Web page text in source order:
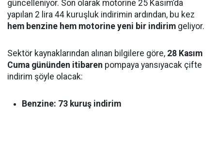
güncelleniyor. Son olarak motorine 25 Kasım’da
yapılan 2 lira 44 kuruşluk indirimin ardından, bu kez
hem benzine hem motorine yeni bir indirim geliyor.
Sektör kaynaklarından alınan bilgilere göre, 28 Kasım
Cuma gününden itibaren pompaya yansıyacak çifte
indirim şöyle olacak:
Benzine: 73 kuruş indirim